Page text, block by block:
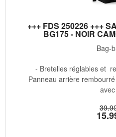
+++ FDS 250226 +++
BG175 - NOIR
Bag-
39
15
- Bretelles réglables et
Panneau arrière